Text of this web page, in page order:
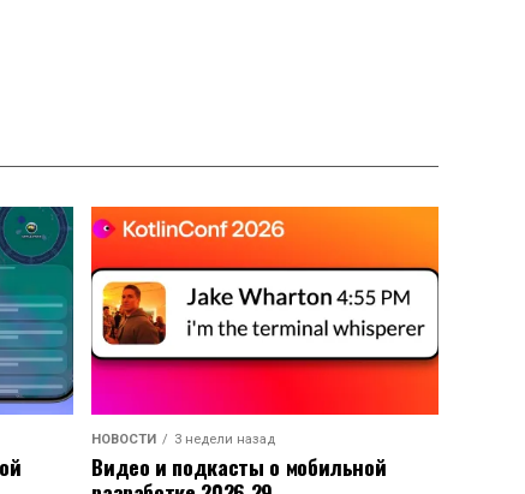
НОВОСТИ 3 недели назад
Видео и подкасты о мобильной